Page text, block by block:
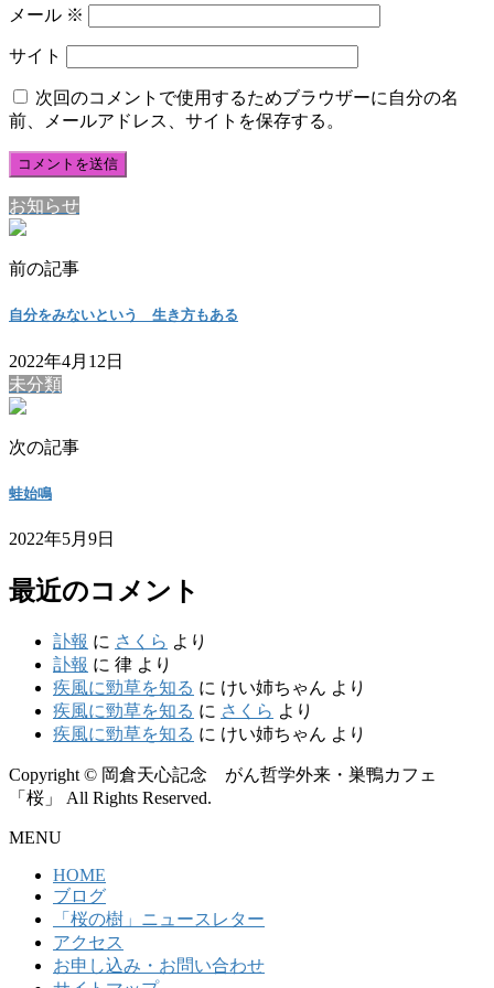
メール ※
サイト
次回のコメントで使用するためブラウザーに自分の名
前、メールアドレス、サイトを保存する。
お知らせ
前の記事
自分をみないという 生き方もある
2022年4月12日
未分類
次の記事
蛙始鳴
2022年5月9日
最近のコメント
訃報 に さくら より
訃報 に 律 より
疾風に勁草を知る に けい姉ちゃん より
疾風に勁草を知る に さくら より
疾風に勁草を知る に けい姉ちゃん より
Copyright © 岡倉天心記念 がん哲学外来・巣鴨カフェ
「桜」 All Rights Reserved.
MENU
HOME
ブログ
「桜の樹」ニュースレター
アクセス
お申し込み・お問い合わせ